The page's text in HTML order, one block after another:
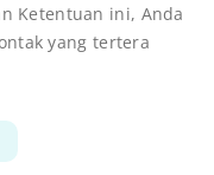
Ketentuan ini, Anda
yang tertera